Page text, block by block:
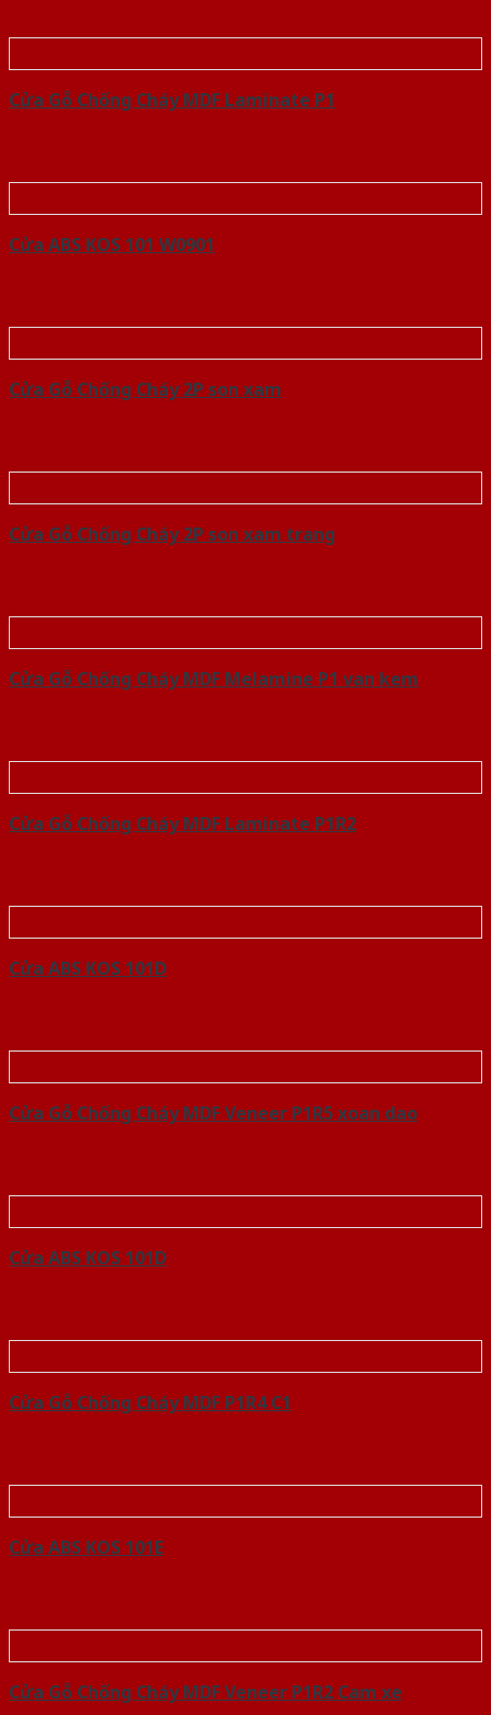
Cửa Gỗ Chống Cháy MDF Laminate P1
Cửa ABS KOS 101 W0901
Cửa Gỗ Chống Cháy 2P son xam
Cửa Gỗ Chống Cháy 2P son xam trang
Cửa Gỗ Chống Cháy MDF Melamine P1 van kem
Cửa Gỗ Chống Cháy MDF Laminate P1R2
Cửa ABS KOS 101D
Cửa Gỗ Chống Cháy MDF Veneer P1R5 xoan dao
Cửa ABS KOS 101D
Cửa Gỗ Chống Cháy MDF P1R4 C1
Cửa ABS KOS 101E
Cửa Gỗ Chống Cháy MDF Veneer P1R2 Cam xe